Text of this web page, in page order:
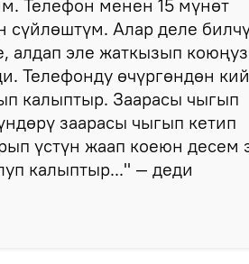
Телефон менен 15 мүнөт
Алар деле
эле жаткызып
Телефонду өчүргөндөн
калыптыр. Заарасы чыгып
заарасы чыгып кетип
үстүн жаап коеюн десем
калыптыр..." — деди